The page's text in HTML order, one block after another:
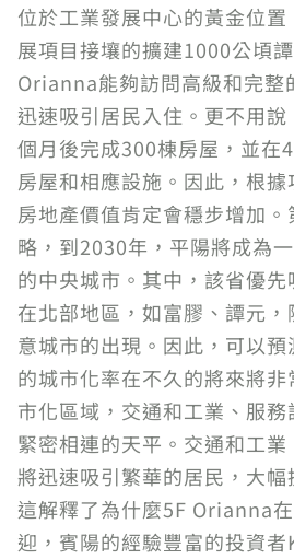
位於工業發展中心的黃金位
展項目接壤的擴建1000公頃
Orianna能夠訪問高級和完整
迅速吸引居民入住。更不用
個月後完成300棟房屋，並在
房屋和相應設施。因此，根據
房地產價值肯定會穩步增加
略，到2030年，平陽將成為
的中央城市。其中，該省優
在北部地區，如富膠、譚元
意城市的出現。因此，可以
的城市化率在不久的將來將
市化區域，交通和工業、服
緊密相連的天平。交通和工業
將迅速吸引繁華的居民，大幅
這解釋了為什麼5F Orianna
迎，賓陽的經驗豐富的投資